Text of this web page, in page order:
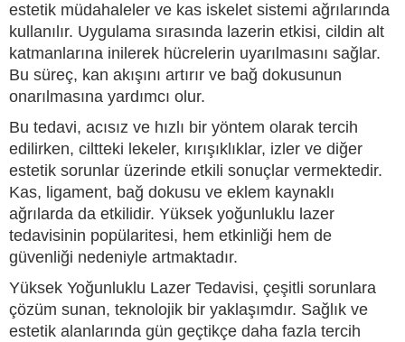
estetik müdahaleler ve kas iskelet sistemi ağrılarında
kullanılır. Uygulama sırasında lazerin etkisi, cildin alt
katmanlarına inilerek hücrelerin uyarılmasını sağlar.
Bu süreç, kan akışını artırır ve bağ dokusunun
onarılmasına yardımcı olur.
Bu tedavi, acısız ve hızlı bir yöntem olarak tercih
edilirken, ciltteki lekeler, kırışıklıklar, izler ve diğer
estetik sorunlar üzerinde etkili sonuçlar vermektedir.
Kas, ligament, bağ dokusu ve eklem kaynaklı
ağrılarda da etkilidir. Yüksek yoğunluklu lazer
tedavisinin popülaritesi, hem etkinliği hem de
güvenliği nedeniyle artmaktadır.
Yüksek Yoğunluklu Lazer Tedavisi, çeşitli sorunlara
çözüm sunan, teknolojik bir yaklaşımdır. Sağlık ve
estetik alanlarında gün geçtikçe daha fazla tercih